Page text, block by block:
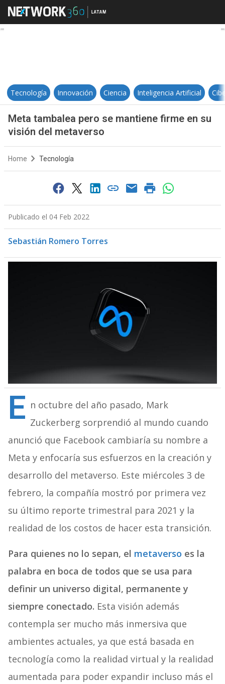
Meta tambalea pero se
Tecnología Innovación Ciencia Inteligencia Artificial
Meta tambalea pero se mantiene firme en su
visión del metaverso
Home Tecnología
Publicado el 04 Feb 2022
Sebastián Romero Torres
E n octubre del año pasado, Mark
Zuckerberg sorprendió al mundo cuando
anunció que Facebook cambiaría su nombre a
Meta y enfocaría sus esfuerzos en la creación y
desarrollo del metaverso. Este miércoles 3 de
febrero, la compañía mostró por primera vez
su último reporte trimestral para 2021 y la
realidad de los costos de hacer esta transición.
Para quienes no lo sepan, el metaverso es la
palabra en boca de todos que se usa para
definir un universo digital, permanente y
siempre conectado. Esta visión además
contempla ser mucho más inmersiva que
ambientes actuales, ya que está basada en
tecnología como la realidad virtual y la realidad
aumentada para poder expandir incluso más el